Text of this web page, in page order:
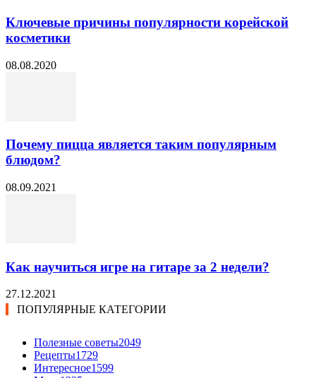
Ключевые причины популярности корейской
косметики
08.08.2020
Почему пицца является таким популярным
блюдом?
08.09.2021
Как научиться игре на гитаре за 2 недели?
27.12.2021
ПОПУЛЯРНЫЕ КАТЕГОРИИ
Полезные советы2049
Рецепты1729
Интересное1599